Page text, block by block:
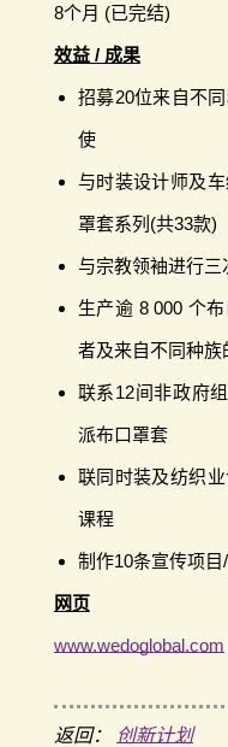
8个月 (已完结)
效益 / 成果
招募20位来自不
使
与时装设计师及
罩套系列(共33款)
与宗教领袖进行三
生产逾 8 000 个
者及来自不同种族
联系12间非政府
派布口罩套
联同时装及纺织
课程
制作10条宣传项目
网页
www.wedoglobal.com
返回： 创新计划